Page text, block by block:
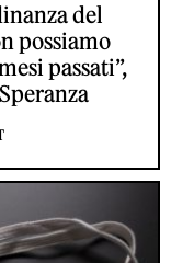
del
possiamo
passati”,